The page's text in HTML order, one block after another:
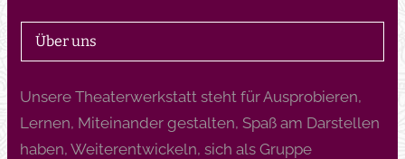
Über uns
Unsere Theaterwerkstatt steht für Ausprobieren,
Lernen, Miteinander gestalten, Spaß am Darstellen
haben, Weiterentwickeln, sich als Gruppe